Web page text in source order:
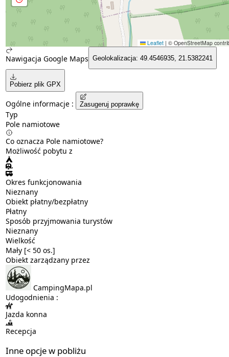
Leaflet | © OpenStreetMap
Nawigacja Google Maps Geolokalizacja: 49.4546935, 21.5382241
Pobierz plik GPX
Ogólne informacje : Zasugeruj poprawkę
Typ
Pole namiotowe
Co oznacza Pole namiotowe?
Możliwość pobytu z
Okres funkcjonowania
Nieznany
Obiekt płatny/bezpłatny
Płatny
Sposób przyjmowania turystów
Nieznany
Wielkość
Mały [< 50 os.]
Obiekt zarządzany przez
CampingMapa.pl
Udogodnienia :
Jazda konna
Recepcja
Inne opcje w pobliżu